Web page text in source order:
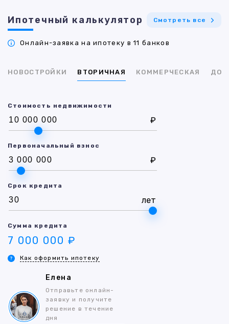
Ипотечный калькулятор Смотреть все
Онлайн-заявка на ипотеку в 11 банков
НОВОСТРОЙКИ ВТОРИЧНАЯ КОММЕРЧЕСКАЯ ДОМ
Стоимость недвижимости
₽
Первоначальный взнос
₽
Срок кредита
лет
Сумма кредита
7 000 000 ₽
Как оформить ипотеку
Елена
Отправьте онлайн-
заявку и получите
решение в течение
дня